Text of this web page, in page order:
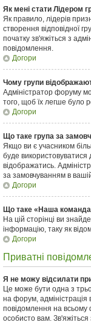
Як мені стати Лідером
Як правило, лідерів
створення відповідної
початку зв'яжіться з
повідомлення.
Догори
Чому групи
Адміністратор форуму
того, щоб їх легше було
Догори
Що таке група за
Якщо ви є учасником
буде використовуватися
відображатись.
за замовчуванням в
Догори
Що таке «Наша
На цій сторінці ви
інформацію, таку як
Догори
Приватні
Я не можу відсилати
Це може бути одна з
на форум, адміністрація
повідомлення на всьому
особисто вам.